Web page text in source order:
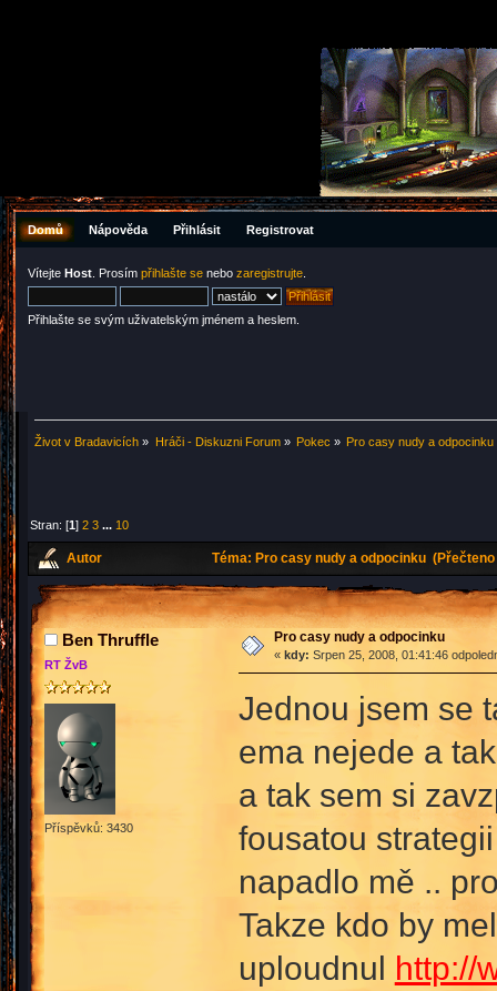
Domů Nápověda Přihlásit Registrovat
Vítejte Host . Prosím přihlašte se nebo zaregistrujte
Přihlašte se svým uživatelským jménem a heslem.
Život v Bradavicích » Hráči - Diskuzni Forum» Pokec » Pro casy nudy a odpocinku
Stran: [1]2 3 ... 10
Autor Téma: Pro casy nudy a odpocinku
Ben Thruffle
RT ŽvB
Příspěvků: 3430
Pro casy nudy a odpocinku
« kdy: Srpen 25, 2008, 01:41:46
Jednou jsem se
ema nejede a
a tak sem si
fousatou
napadlo mě ..
Takze kdo by
uploudnul http://